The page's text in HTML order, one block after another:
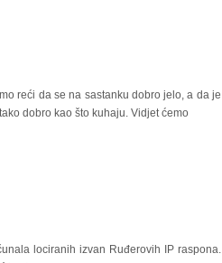
reći da se na sastanku dobro jelo, a da je
dobro kao što kuhaju. Vidjet ćemo
lociranih izvan Ruđerovih IP raspona.